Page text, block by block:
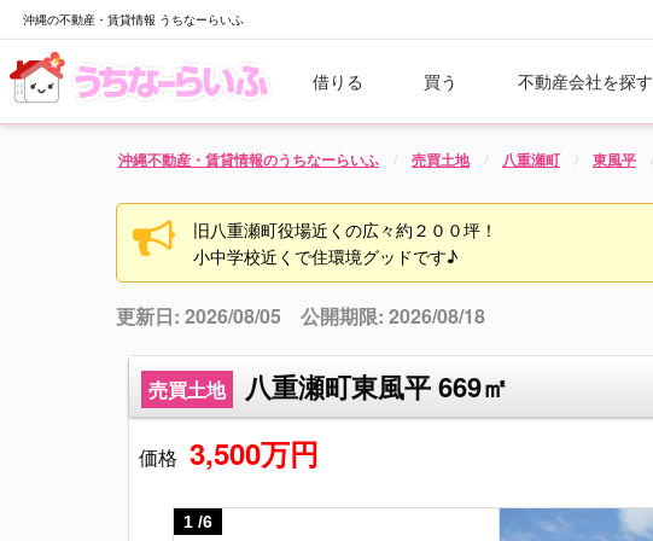
沖縄の不動産・賃貸情報 うちなーらいふ
借りる 買う 不動産会社を探す
沖縄不動産・賃貸情報のうちなーらいふ 売買土地 八重瀬町 東風平
旧八重瀬町役場近くの広々約２００坪！
小中学校近くで住環境グッドです♪
更新日: 2026/08/05 公開期限: 2026/08/18
売買土地 八重瀬町東風平 669㎡
価格 3,500万円
1 /6